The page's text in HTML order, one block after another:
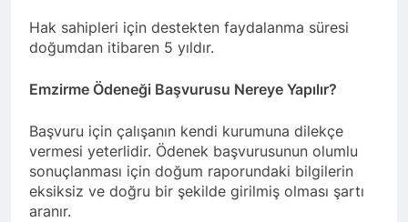
Hak sahipleri için destekten faydalanma süresi
doğumdan itibaren 5 yıldır.
Emzirme Ödeneği Başvurusu Nereye Yapılır?
Başvuru için çalışanın kendi kurumuna dilekçe
vermesi yeterlidir. Ödenek başvurusunun olumlu
sonuçlanması için doğum raporundaki bilgilerin
eksiksiz ve doğru bir şekilde girilmiş olması şartı
aranır.